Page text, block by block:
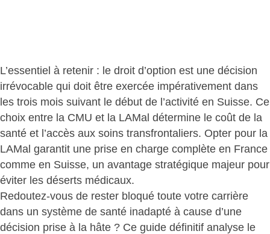
L’essentiel à retenir : le droit d’option est une décision
irrévocable qui doit être exercée impérativement dans
les trois mois suivant le début de l’activité en Suisse. Ce
choix entre la CMU et la LAMal détermine le coût de la
santé et l’accès aux soins transfrontaliers. Opter pour la
LAMal garantit une prise en charge complète en France
comme en Suisse, un avantage stratégique majeur pour
éviter les déserts médicaux.
Redoutez-vous de rester bloqué toute votre carrière
dans un système de santé inadapté à cause d’une
décision prise à la hâte ? Ce guide définitif analyse le